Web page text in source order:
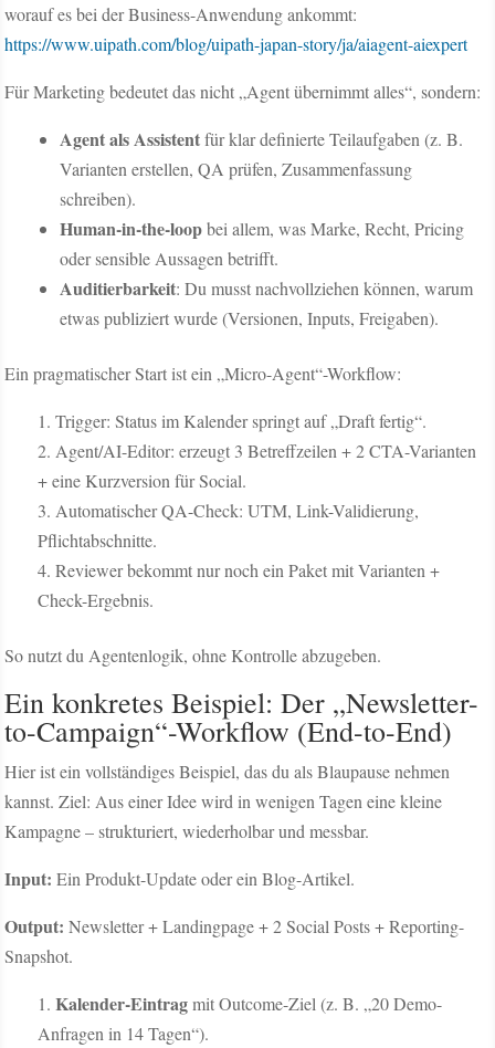
worauf es bei der Business-Anwendung ankommt:
https://www.uipath.com/blog/uipath-japan-story/ja/aiagent-aiexpert
Für Marketing bedeutet das nicht „Agent übernimmt alles“, sondern:
Agent als Assistentfür klar definierte Teilaufgaben (z. B.
Varianten erstellen, QA prüfen, Zusammenfassung
schreiben).
Human-in-the-loopbei allem, was Marke, Recht, Pricing
oder sensible Aussagen betrifft.
Auditierbarkeit: Du musst nachvollziehen können, warum
etwas publiziert wurde (Versionen, Inputs, Freigaben).
Ein pragmatischer Start ist ein „Micro-Agent“-Workflow:
Trigger: Status im Kalender springt auf „Draft fertig“.
Agent/AI-Editor: erzeugt 3 Betreffzeilen + 2 CTA-Varianten
+ eine Kurzversion für Social.
Automatischer QA-Check: UTM, Link-Validierung,
Pflichtabschnitte.
Reviewer bekommt nur noch ein Paket mit Varianten +
Check-Ergebnis.
So nutzt du Agentenlogik, ohne Kontrolle abzugeben.
Ein konkretes Beispiel: Der „Newsletter-
to-Campaign“-Workflow (End-to-End)
Hier ist ein vollständiges Beispiel, das du als Blaupause nehmen
kannst. Ziel: Aus einer Idee wird in wenigen Tagen eine kleine
Kampagne – strukturiert, wiederholbar und messbar.
Input: Ein Produkt-Update oder ein Blog-Artikel.
Output: Newsletter + Landingpage + 2 Social Posts + Reporting-
Snapshot.
Kalender-Eintragmit Outcome-Ziel (z. B. „20 Demo-
Anfragen in 14 Tagen“).